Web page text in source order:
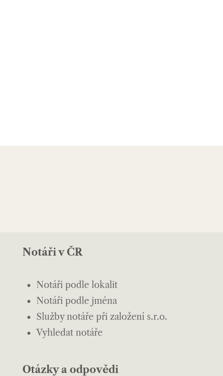
Notáři v ČR
Notáři podle lokalit
Notáři podle jména
Služby notáře při založení s.r.o.
Vyhledat notáře
Otázky a odpovědi